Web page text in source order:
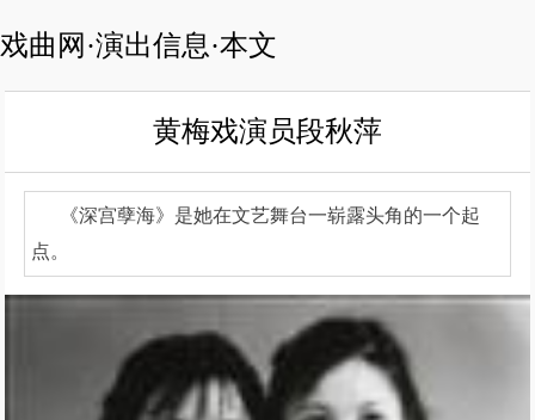
戏曲网·演出信息·本文
黄梅戏演员段秋萍
《深宫孽海》是她在文艺舞台一崭露头角的一个起
点。